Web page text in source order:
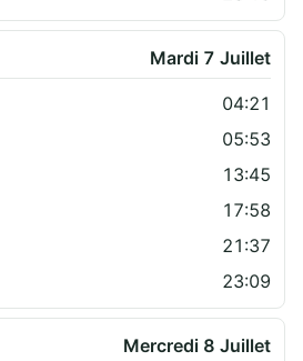
Mardi 7 Juillet
04:21
05:53
13:45
17:58
21:37
23:09
Mercredi 8 Juillet